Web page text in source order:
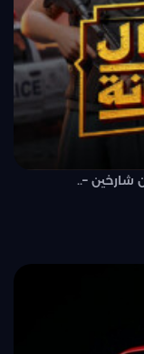
شارخين –..